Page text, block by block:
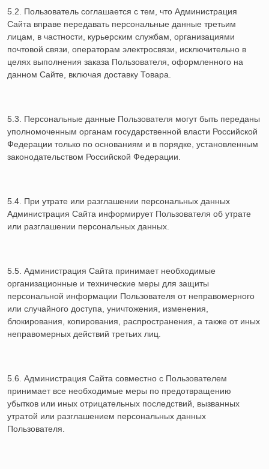
5.2. Пользователь соглашается с тем, что Администрация
Сайта вправе передавать персональные данные третьим
лицам, в частности, курьерским службам, организациями
почтовой связи, операторам электросвязи, исключительно в
целях выполнения заказа Пользователя, оформленного на
данном Сайте, включая доставку Товара.
5.3. Персональные данные Пользователя могут быть переданы
уполномоченным органам государственной власти Российской
Федерации только по основаниям и в порядке, установленным
законодательством Российской Федерации.
5.4. При утрате или разглашении персональных данных
Администрация Сайта информирует Пользователя об утрате
или разглашении персональных данных.
5.5. Администрация Сайта принимает необходимые
организационные и технические меры для защиты
персональной информации Пользователя от неправомерного
или случайного доступа, уничтожения, изменения,
блокирования, копирования, распространения, а также от иных
неправомерных действий третьих лиц.
5.6. Администрация Сайта совместно с Пользователем
принимает все необходимые меры по предотвращению
убытков или иных отрицательных последствий, вызванных
утратой или разглашением персональных данных
Пользователя.